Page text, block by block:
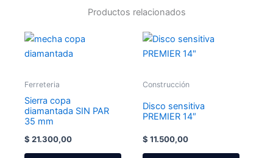
Productos relacionados
Ferreteria
Sierra copa
diamantada SIN PAR
35 mm
$ 21.300,00
Construcción
Disco sensitiva
PREMIER 14″
$ 11.500,00